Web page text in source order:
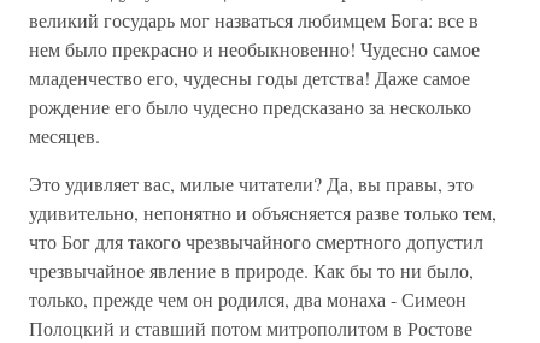
великий государь мог назваться любимцем Бога: все в
нем было прекрасно и необыкновенно! Чудесно самое
младенчество его, чудесны годы детства! Даже самое
рождение его было чудесно предсказано за несколько
месяцев.
Это удивляет вас, милые читатели? Да, вы правы, это
удивительно, непонятно и объясняется разве только тем,
что Бог для такого чрезвычайного смертного допустил
чрезвычайное явление в природе. Как бы то ни было,
только, прежде чем он родился, два монаха - Симеон
Полоцкий и ставший потом митрополитом в Ростове